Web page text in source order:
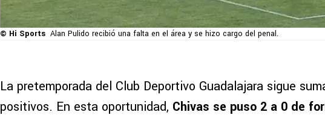
© Hi Sports Alan Pulido recibió una falta en el área y se hizo cargo del penal.
La pretemporada del Club Deportivo Guadalajara sigue
positivos. En esta oportunidad, Chivas se puso 2 a 0 de